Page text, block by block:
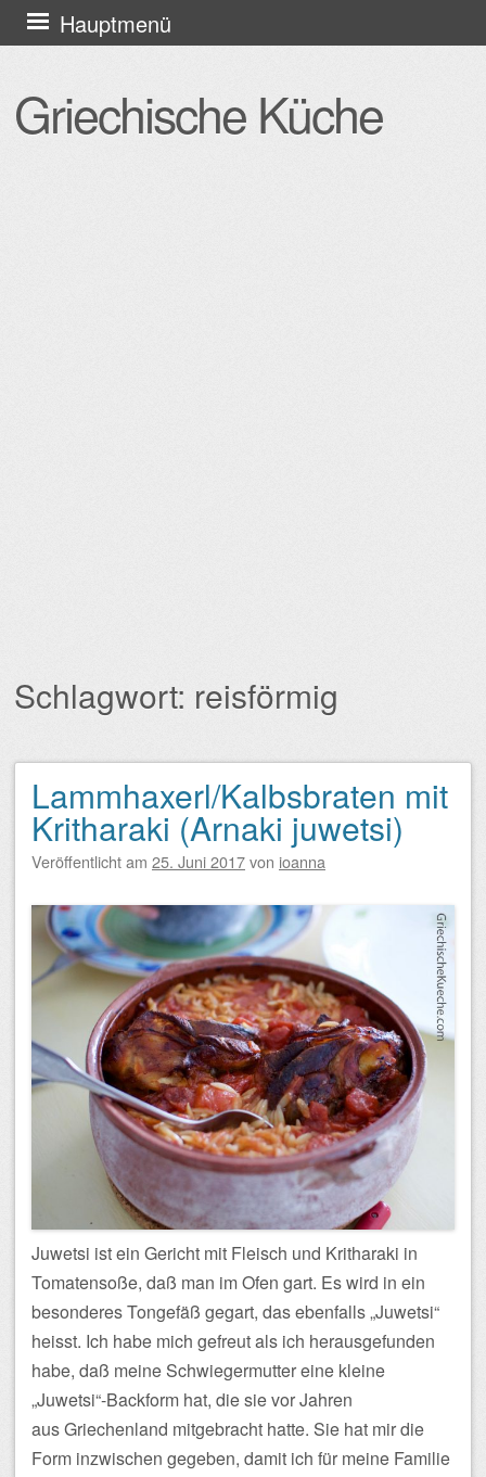
Griechische Küche
Hauptmenü
Zum
Inhalt
Schlagwort: reisförmig
Beitragsnavigation
Lammhaxerl/Kalbsbraten mit
Kritharaki (Arnaki juwetsi)
Veröffentlicht am 25. Juni 2017von ioanna
Juwetsi ist ein Gericht mit Fleisch und Kritharaki in
Tomatensoße, daß man im Ofen gart. Es wird in ein
besonderes Tongefäß gegart, das ebenfalls „Juwetsi“
heisst. Ich habe mich gefreut als ich herausgefunden
habe, daß meine Schwiegermutter eine kleine
„Juwetsi“-Backform hat, die sie vor Jahren
aus Griechenland mitgebracht hatte. Sie hat mir die
Form inzwischen gegeben, damit ich für meine Familie